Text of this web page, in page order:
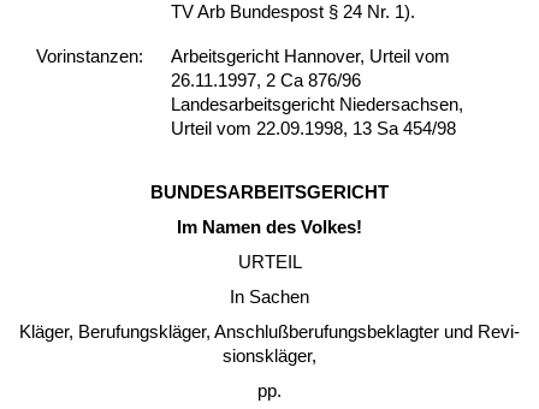
TV Arb Bun­des­post § 24 Nr. 1).
Vor­ins­tan­zen:
Arbeitsgericht Hannover, Urteil vom
26.11.1997, 2 Ca 876/96
Landesarbeitsgericht Niedersachsen,
Urteil vom 22.09.1998, 13 Sa 454/98
BUN­DES­AR­BEITS­GERICHT
Im Na­men des Vol­kes!
UR­TEIL
In Sa­chen
Kläger, Be­ru­fungskläger, An­schlußbe­ru­fungs­be­klag­ter und Re­vi­
si­onskläger,
pp.